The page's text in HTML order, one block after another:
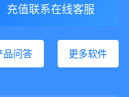
充值联系在线客服
品问答 更多软件